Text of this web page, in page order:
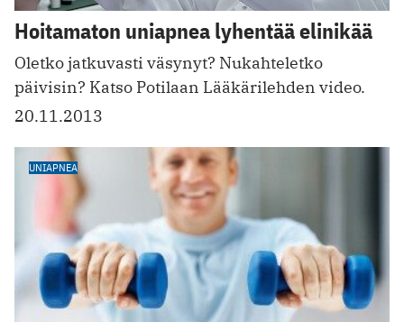
Hoitamaton uniapnea lyhentää elinikää
Oletko jatkuvasti väsynyt? Nukahteletko
päivisin? Katso Potilaan Lääkärilehden video.
20.11.2013
UNIAPNEA